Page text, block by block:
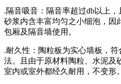
.隔音吸音：隔音率超过db以上
砂浆内含丰富均匀之小细泡，因
包厢及隔音墙使用。
.耐久性：陶粒板为实心墙板，
法。且由于原材料陶粒、水泥及
室内或室外都经久耐用，不变形。